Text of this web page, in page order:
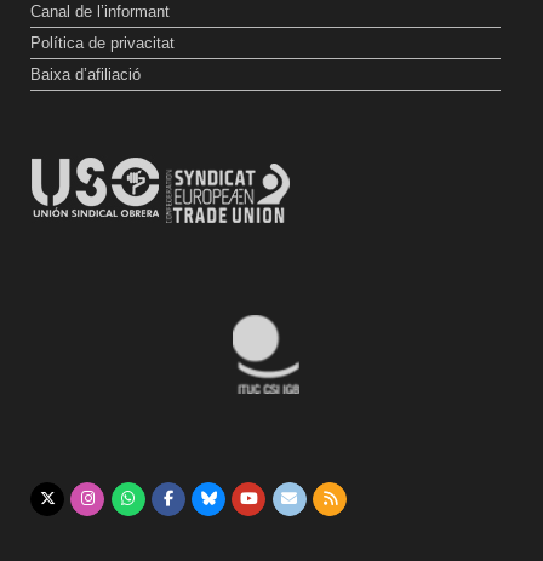
Canal de l’informant
Política de privacitat
Baixa d’afiliació